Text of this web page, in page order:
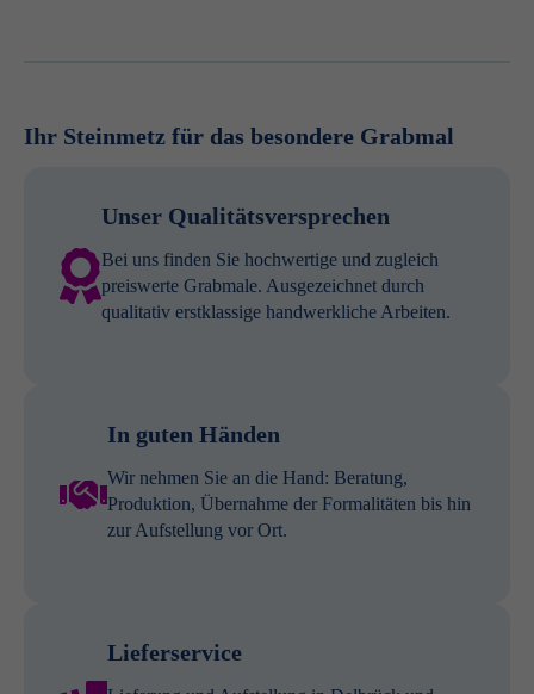
Ihr Steinmetz für das besondere Grabmal
Unser Qualitätsversprechen
Bei uns finden Sie hochwertige und zugleich
preiswerte Grabmale. Ausgezeichnet durch
qualitativ erstklassige handwerkliche Arbeiten.
In guten Händen
Wir nehmen Sie an die Hand: Beratung,
Produktion, Übernahme der Formalitäten bis hin
zur Aufstellung vor Ort.
Lieferservice